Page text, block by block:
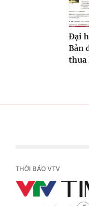
Đại
Bản
thua
THỜI BÁO VTV